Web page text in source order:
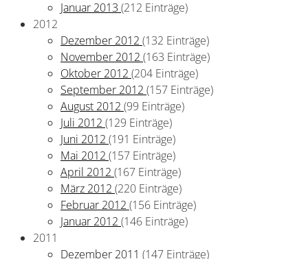
Januar 2013 (212 Einträge)
2012
Dezember 2012 (132 Einträge)
November 2012 (163 Einträge)
Oktober 2012 (204 Einträge)
September 2012 (157 Einträge)
August 2012 (99 Einträge)
Juli 2012 (129 Einträge)
Juni 2012 (191 Einträge)
Mai 2012 (157 Einträge)
April 2012 (167 Einträge)
März 2012 (220 Einträge)
Februar 2012 (156 Einträge)
Januar 2012 (146 Einträge)
2011
Dezember 2011 (147 Einträge)